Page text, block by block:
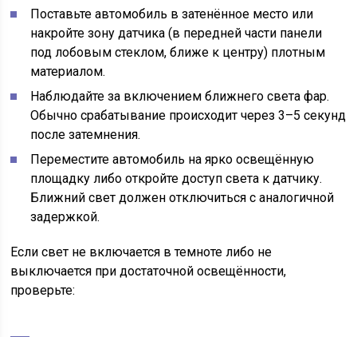
Поставьте автомобиль в затенённое место или
накройте зону датчика (в передней части панели
под лобовым стеклом, ближе к центру) плотным
материалом.
Наблюдайте за включением ближнего света фар.
Обычно срабатывание происходит через 3–5 секунд
после затемнения.
Переместите автомобиль на ярко освещённую
площадку либо откройте доступ света к датчику.
Ближний свет должен отключиться с аналогичной
задержкой.
Если свет не включается в темноте либо не
выключается при достаточной освещённости,
проверьте: